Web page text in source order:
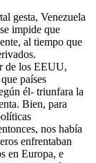
gesta, Venezuela
impide que
al tiempo que
de los EEUU,
países
él- triunfara la
Bien, para
nos había
enfrentaban
en Europa, e